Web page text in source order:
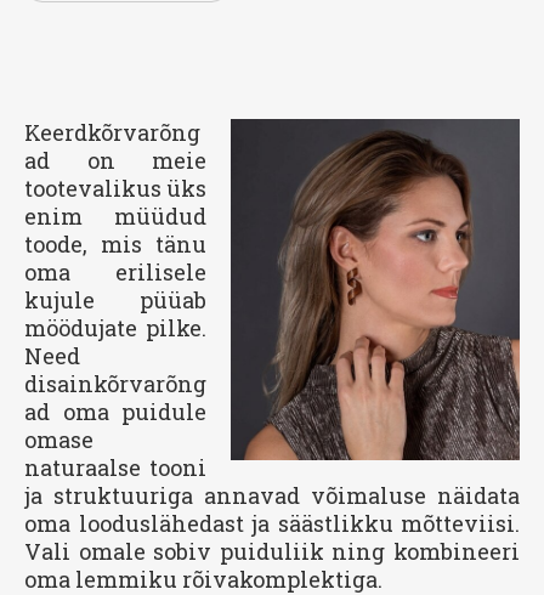
Keerdkõrvarõng
ad on meie
tootevalikus üks
enim müüdud
toode, mis tänu
oma erilisele
kujule püüab
möödujate pilke.
Need
disainkõrvarõng
ad oma puidule
omase
naturaalse tooni
ja struktuuriga annavad võimaluse näidata
oma looduslähedast ja säästlikku mõtteviisi.
Vali omale sobiv puiduliik ning kombineeri
oma lemmiku rõivakomplektiga.